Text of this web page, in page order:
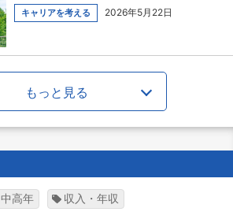
キャリアを考える 2026年5月22日
もっと見る
中高年 収入・年収